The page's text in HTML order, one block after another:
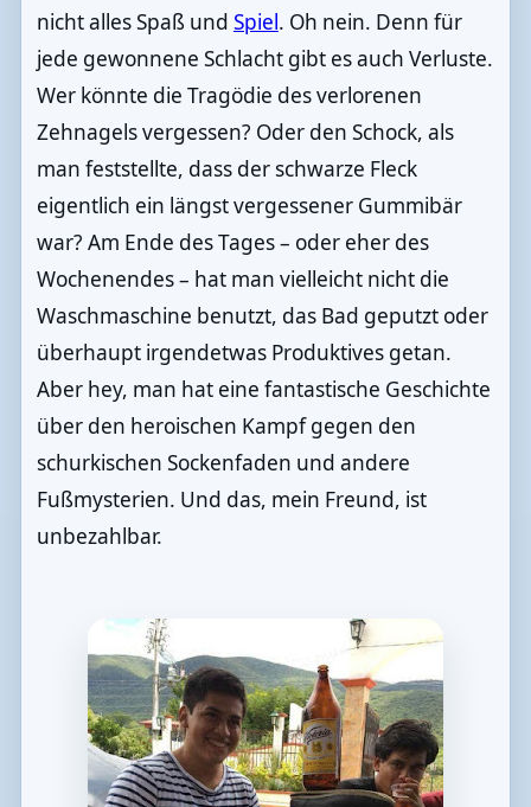
nicht alles Spaß und Spiel. Oh nein. Denn für
jede gewonnene Schlacht gibt es auch Verluste.
Wer könnte die Tragödie des verlorenen
Zehnagels vergessen? Oder den Schock, als
man feststellte, dass der schwarze Fleck
eigentlich ein längst vergessener Gummibär
war? Am Ende des Tages – oder eher des
Wochenendes – hat man vielleicht nicht die
Waschmaschine benutzt, das Bad geputzt oder
überhaupt irgendetwas Produktives getan.
Aber hey, man hat eine fantastische Geschichte
über den heroischen Kampf gegen den
schurkischen Sockenfaden und andere
Fußmysterien. Und das, mein Freund, ist
unbezahlbar.